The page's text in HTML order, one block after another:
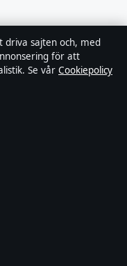
digital
och
driva sajten och, med
för att
Se vår Cookiepolicy